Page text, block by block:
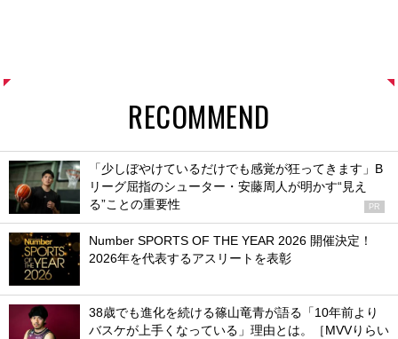
RECOMMEND
「少しぼやけているだけでも感覚が狂ってきます」B
リーグ屈指のシューター・安藤周人が明かす“見え
る”ことの重要性
PR
Number SPORTS OF THE YEAR 2026 開催決定！
2026年を代表するアスリートを表彰
38歳でも進化を続ける篠山竜青が語る「10年前より
バスケが上手くなっている」理由とは。［MVVりらい